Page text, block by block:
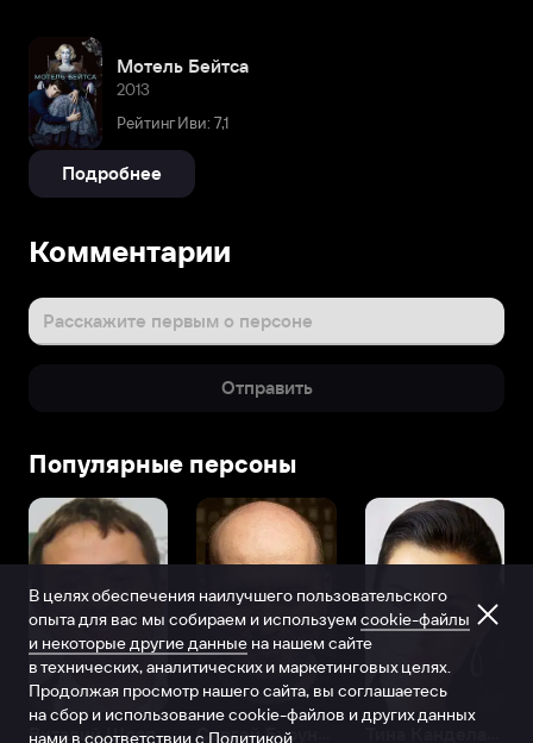
Мотель Бейтса
2013
Рейтинг Иви: 7,1
Подробнее
Комментарии
Расскажите первым о персоне
Отправить
Популярные персоны
Виталий Шляппо
В целях обеспечения наилучшего пользовательского
опыта для вас мы собираем и используем cookie-файлы
и некоторые другие данные на нашем сайте
в технических, аналитических и маркетинговых целях.
Продолжая просмотр нашего сайта, вы соглашаетесь
на сбор и использование cookie-файлов и других данных
нами в соответствии с Политикой